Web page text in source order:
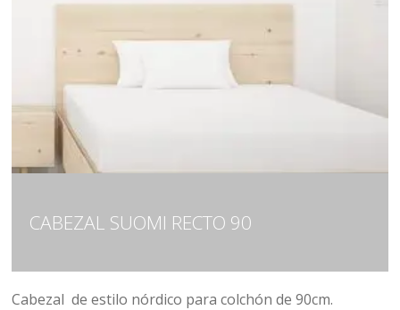
CABEZAL SUOMI RECTO 90
Cabezal de estilo nórdico para colchón de 90cm.